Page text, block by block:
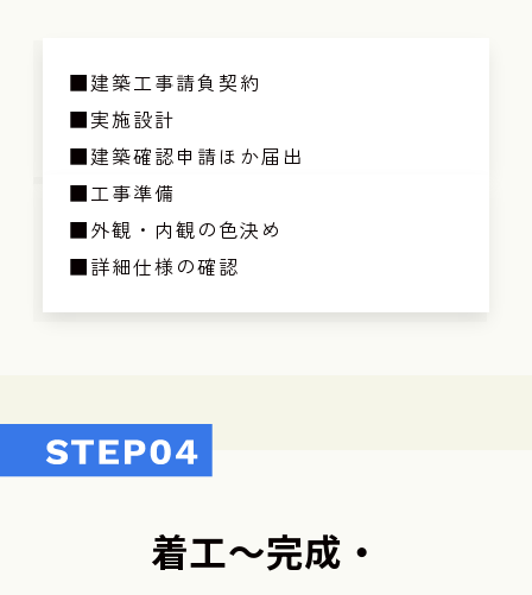
■建築工事請負契約
■実施設計
■建築確認申請ほか届出
■工事準備
■外観・内観の色決め
■詳細仕様の確認
着工～完成・